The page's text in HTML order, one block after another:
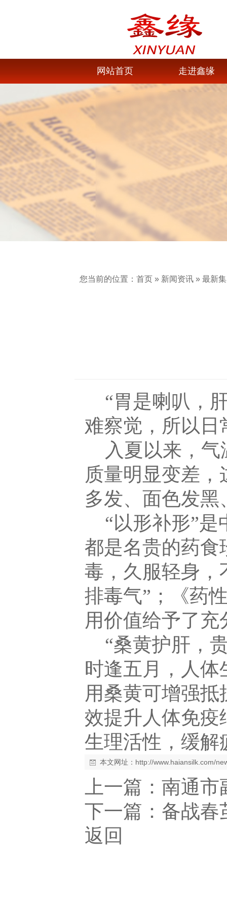
网站首页 走进鑫缘
您当前的位置： 首页» 新闻资讯» 最新
“胃是喇叭，
难察觉，所以日
入夏以来，
质量明显变差
多发、面色发
“以形补形”
都是名贵的药食
毒，久服轻身，
排毒气”；《药
用价值给予了充
“桑黄护肝，
时逢五月，人
用桑黄可增强
效提升人体免疫
生理活性，缓解
本文网址： http://www.haiansilk.com/
上一篇： 南通市
下一篇： 备战春
返回